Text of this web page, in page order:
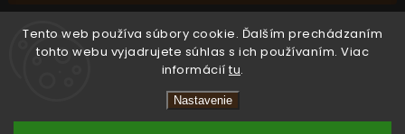
Tento web používa súbory cookie. Ďalším prechádzaním
tohto webu vyjadrujete súhlas s ich používaním. Viac
informácií tu.
Nastavenie
Copyright 2026INTERMEDIC SK. Všetky práva vyhradené.
VytvořilShoptet